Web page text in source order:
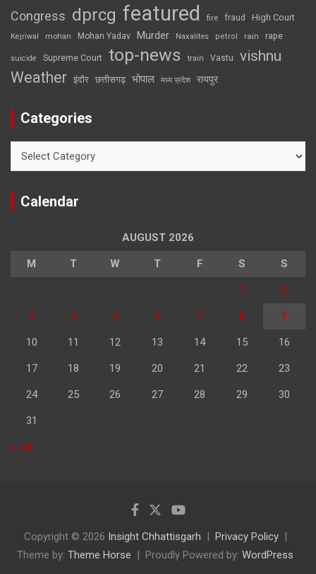
Congress dprcg featured fire fraud High Court
Kejriwal mohan Mohan Yadav Murder Naxalites petrol rain rape
suicide Supreme Court top-news train Vastu vishnu
Weather इंदौर छत्तीसगढ़ भोपाल मध्य प्रदेश रायपुर
Categories
Calendar
AUGUST 2026
M T W T F S S
1 2
3 4 5 6 7 8 9
10 11 12 13 14 15 16
17 18 19 20 21 22 23
24 25 26 27 28 29 30
31
« Jul
Copyright © 2026 Insight Chhattisgarh
Privacy Policy
Theme by: Theme Horse Proudly Powered by: WordPress